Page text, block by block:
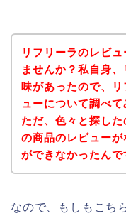
リフリーラのレビ
ませんか？私自身
味があったので、
ューについて調べて
ただ、色々と探し
の商品のレビュー
ができなかったんで
なので、もしもこち